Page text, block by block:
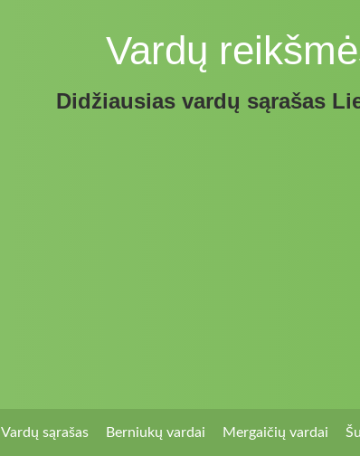
Vardų
Didžiausias vardų sąrašas
Vardų sąrašas Berniukų vardai Mergaičių vardai